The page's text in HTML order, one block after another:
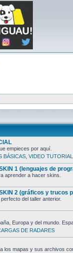
empieces por aquí.
BÁSICAS VIDEO
1 (lenguajes de
aprender a hacer skins.
2 (gráficos y trucos
del taller anterior.
Europa y del mundo.
DE RADARES
los mapas y sus archivos